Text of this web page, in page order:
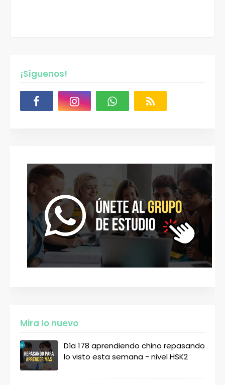
¡Síguenos!
Mira lo nuevo
Día 178 aprendiendo chino repasando
lo visto esta semana - nivel HSK2